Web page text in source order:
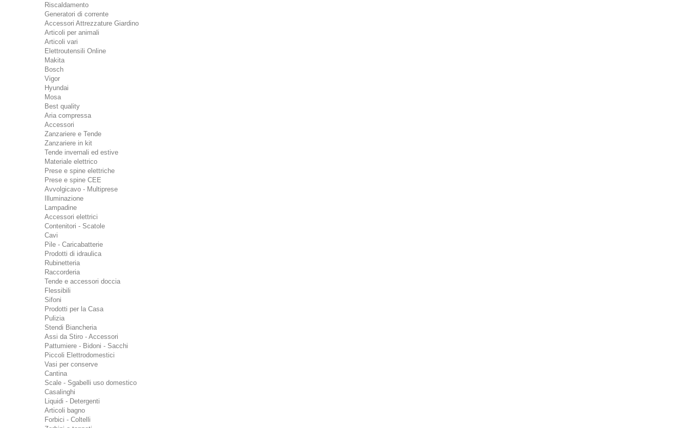
Riscaldamento
Generatori di corrente
Accessori Attrezzature Giardino
Articoli per animali
Articoli vari
Elettroutensili Online
Makita
Bosch
Vigor
Hyundai
Mosa
Best quality
Aria compressa
Accessori
Zanzariere e Tende
Zanzariere in kit
Tende invernali ed estive
Materiale elettrico
Prese e spine elettriche
Prese e spine CEE
Avvolgicavo - Multiprese
Illuminazione
Lampadine
Accessori elettrici
Contenitori - Scatole
Cavi
Pile - Caricabatterie
Prodotti di idraulica
Rubinetteria
Raccorderia
Tende e accessori doccia
Flessibili
Sifoni
Prodotti per la Casa
Pulizia
Stendi Biancheria
Assi da Stiro - Accessori
Pattumiere - Bidoni - Sacchi
Piccoli Elettrodomestici
Vasi per conserve
Cantina
Scale - Sgabelli uso domestico
Casalinghi
Liquidi - Detergenti
Articoli bagno
Forbici - Coltelli